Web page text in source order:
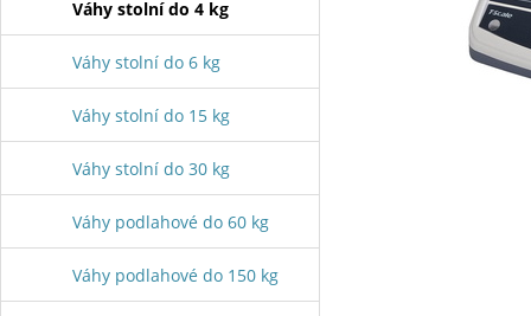
Váhy stolní do 4 kg
Váhy stolní do 6 kg
Váhy stolní do 15 kg
Váhy stolní do 30 kg
Váhy podlahové do 60 kg
Váhy podlahové do 150 kg